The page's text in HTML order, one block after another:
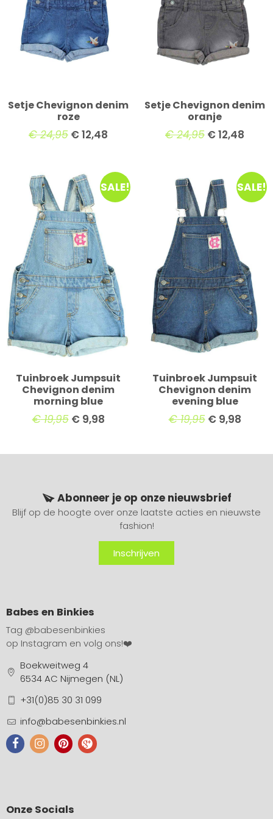
Setje Chevignon denim
roze
€24,95 €12,48
Setje Chevignon denim
oranje
€24,95 €12,48
SALE!
Tuinbroek Jumpsuit
Chevignon denim
morning blue
€19,95 €9,98
SALE!
Tuinbroek Jumpsuit
Chevignon denim
evening blue
€19,95 €9,98
Abonneer je op onze nieuwsbrief
Blijf op de hoogte over onze laatste acties en nieuwste
fashion!
Inschrijven
Babes en Binkies
Tag @babesenbinkies
op Instagram en volg ons!❤️
Boekweitweg 4
6534 AC Nijmegen (NL)
+31(0)85 30 31 099
info@babesenbinkies.nl
Onze Socials